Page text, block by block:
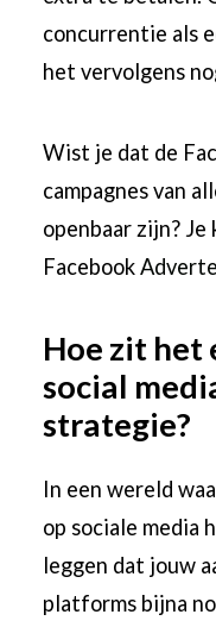
concurrentie als
het vervolgens
Wist je dat de
campagnes van
openbaar zijn?
Facebook
Hoe zit het
social
strategie?
In een wereld
op sociale media
leggen dat jouw
platforms bijna